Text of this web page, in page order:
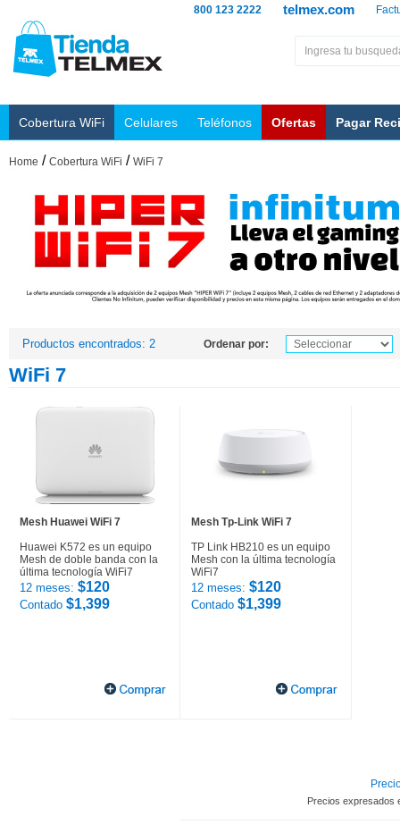
telmex.com
800 123 2222
Cobertura WiFi Celulares Teléfonos Ofertas Pagar
Home / Cobertura WiFi / WiFi 7
Productos encontrados: 2 Ordenar por:
WiFi 7
Mesh Huawei WiFi 7
Huawei K572 es un equipo
Mesh de doble banda con la
última tecnología WiFi7
12 meses: $120
Contado $1,399
Mesh Tp-Link WiFi 7
TP Link HB210 es un equipo
Mesh con la última tecnología
WiFi7
12 meses: $120
Contado $1,399
Precios expresados